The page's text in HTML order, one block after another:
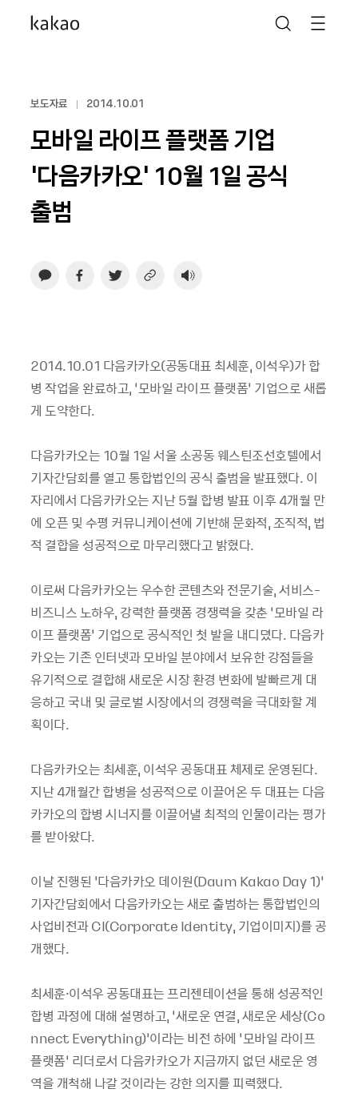
보도자료 2014.10.01
모바일 라이프 플랫폼 기업
‘다음카카오’ 10월 1일 공식
출범
2014.10.01 다음카카오(공동대표 최세훈, 이석우)가 합
병 작업을 완료하고, ‘모바일 라이프 플랫폼’ 기업으로 새롭
게 도약한다.
다음카카오는 10월 1일 서울 소공동 웨스틴조선호텔에서
기자간담회를 열고 통합법인의 공식 출범을 발표했다. 이
자리에서 다음카카오는 지난 5월 합병 발표 이후 4개월 만
에 오픈 및 수평 커뮤니케이션에 기반해 문화적, 조직적, 법
적 결합을 성공적으로 마무리했다고 밝혔다.
이로써 다음카카오는 우수한 콘텐츠와 전문기술, 서비스-
비즈니스 노하우, 강력한 플랫폼 경쟁력을 갖춘 ‘모바일 라
이프 플랫폼’ 기업으로 공식적인 첫 발을 내디뎠다. 다음카
카오는 기존 인터넷과 모바일 분야에서 보유한 강점들을
유기적으로 결합해 새로운 시장 환경 변화에 발빠르게 대
응하고 국내 및 글로벌 시장에서의 경쟁력을 극대화할 계
획이다.
다음카카오는 최세훈, 이석우 공동대표 체제로 운영된다.
지난 4개월간 합병을 성공적으로 이끌어온 두 대표는 다음
카카오의 합병 시너지를 이끌어낼 최적의 인물이라는 평가
를 받아왔다.
이날 진행된 ‘다음카카오 데이원(Daum Kakao Day 1)’
기자간담회에서 다음카카오는 새로 출범하는 통합법인의
사업비전과 CI(Corporate Identity, 기업이미지)를 공
개했다.
최세훈·이석우 공동대표는 프리젠테이션을 통해 성공적인
합병 과정에 대해 설명하고, ‘새로운 연결, 새로운 세상(Co
nnect Everything)’이라는 비전 하에 ‘모바일 라이프
플랫폼’ 리더로서 다음카카오가 지금까지 없던 새로운 영
역을 개척해 나갈 것이라는 강한 의지를 피력했다.